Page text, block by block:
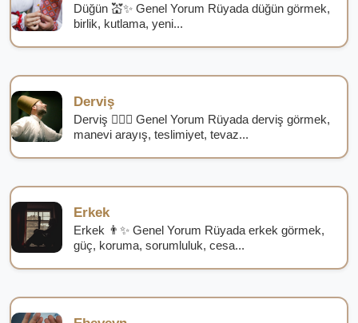
Düğün 💒✨ Genel Yorum Rüyada düğün görmek,
birlik, kutlama, yeni...
Derviş
Derviş 🧙‍♂️✨ Genel Yorum Rüyada derviş görmek,
manevi arayış, teslimiyet, tevaz...
Erkek
Erkek 👨✨ Genel Yorum Rüyada erkek görmek,
güç, koruma, sorumluluk, cesa...